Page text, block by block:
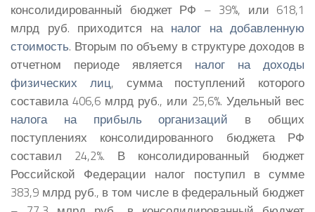
консолидированный бюджет РФ – 39%, или 618,1
млрд руб. приходится на налог на добавленную
стоимость. Вторым по объему в структуре доходов в
отчетном периоде является налог на доходы
физических лиц, сумма поступлений которого
составила 406,6 млрд руб., или 25,6%. Удельный вес
налога на прибыль организаций в общих
поступлениях консолидированного бюджета РФ
составил 24,2%. В консолидированный бюджет
Российской Федерации налог поступил в сумме
383,9 млрд руб., в том числе в федеральный бюджет